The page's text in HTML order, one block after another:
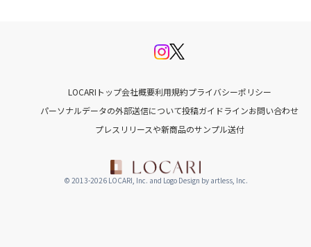
LOCARIトップ会社概要利用規約プライバシーポリシー
パーソナルデータの外部送信について投稿ガイドラインお問い合わせ
プレスリリースや新商品のサンプル送付
© 2013-2026 LOCARI, Inc. and Logo Design by artless, Inc.